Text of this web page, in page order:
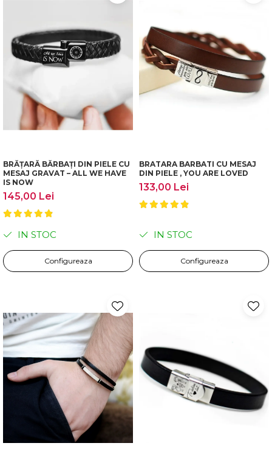
BRĂȚARĂ BĂRBAȚI DIN PIELE CU
MESAJ GRAVAT – ALL WE HAVE
IS NOW
145,00 Lei
IN STOC
Configureaza
BRATARA BARBATI CU MESAJ
DIN PIELE , YOU ARE LOVED
133,00 Lei
IN STOC
Configureaza